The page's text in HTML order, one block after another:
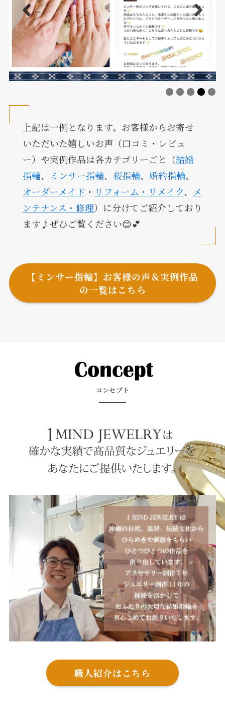
上記は一例となります。お客様からお寄せ
いただいた嬉しいお声（口コミ・レビュ
ー）や実例作品は各カテゴリーごと（結婚
指輪、 ミンサー指輪、 桜指輪、 婚約指輪、
オーダーメイド ・ リフォーム・リメイク、
メ
ンテナンス・修理）に分けてご紹介しており
ます♪ぜひご覧ください😊💕
【ミンサー指輪】お客様の声＆実例作品
の一覧はこちら
コンセプト
職人紹介はこちら